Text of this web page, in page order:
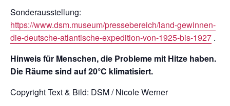
Sonderausstellung:
https://www.dsm.museum/pressebereich/land-gewinnen-
die-deutsche-atlantische-expedition-von-1925-bis-1927 .
Hinweis für Menschen, die Probleme mit Hitze haben.
Die Räume sind auf 20°C klimatisiert.
Copyright Text & Bild: DSM / Nicole Werner